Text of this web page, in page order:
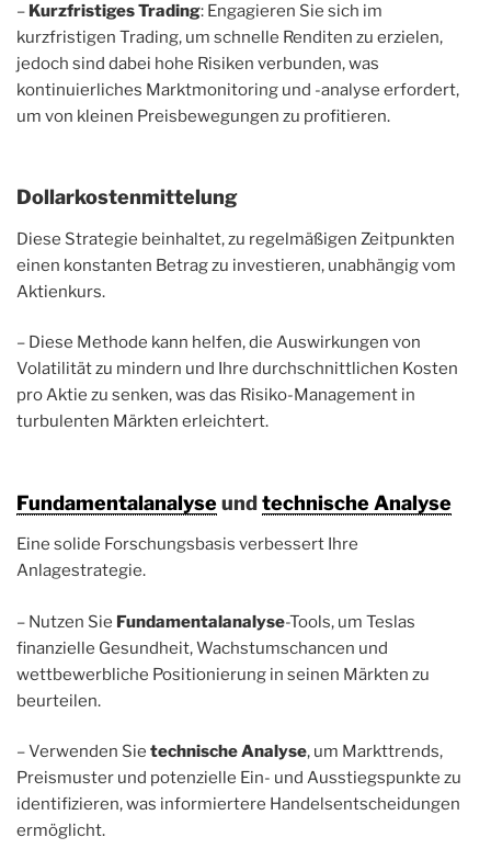
– Kurzfristiges Trading: Engagieren Sie sich im
kurzfristigen Trading, um schnelle Renditen zu erzielen,
jedoch sind dabei hohe Risiken verbunden, was
kontinuierliches Marktmonitoring und -analyse erfordert,
um von kleinen Preisbewegungen zu profitieren.
Dollarkostenmittelung
Diese Strategie beinhaltet, zu regelmäßigen Zeitpunkten
einen konstanten Betrag zu investieren, unabhängig vom
Aktienkurs.
– Diese Methode kann helfen, die Auswirkungen von
Volatilität zu mindern und Ihre durchschnittlichen Kosten
pro Aktie zu senken, was das Risiko-Management in
turbulenten Märkten erleichtert.
Fundamentalanalyseundtechnische Analyse
Eine solide Forschungsbasis verbessert Ihre
Anlagestrategie.
– Nutzen Sie Fundamentalanalyse-Tools, um Teslas
finanzielle Gesundheit, Wachstumschancen und
wettbewerbliche Positionierung in seinen Märkten zu
beurteilen.
– Verwenden Sie technische Analyse, um Markttrends,
Preismuster und potenzielle Ein- und Ausstiegspunkte zu
identifizieren, was informiertere Handelsentscheidungen
ermöglicht.